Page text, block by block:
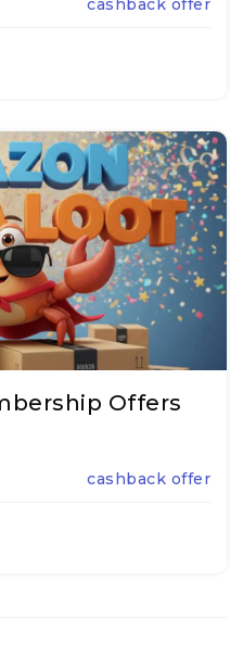
cashback offer
Offers
cashback offer